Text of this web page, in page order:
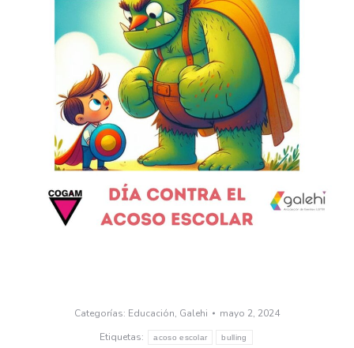
Categorías: Educación, Galehi
mayo 2, 2024
Etiquetas:
acoso escolar bulling